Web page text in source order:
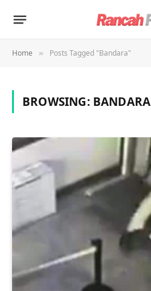
Home » Posts Tagged "Bandara"
BROWSING: BANDARA